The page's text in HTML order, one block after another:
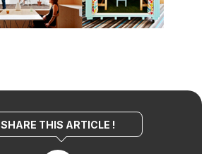
SHARE THIS ARTICLE !